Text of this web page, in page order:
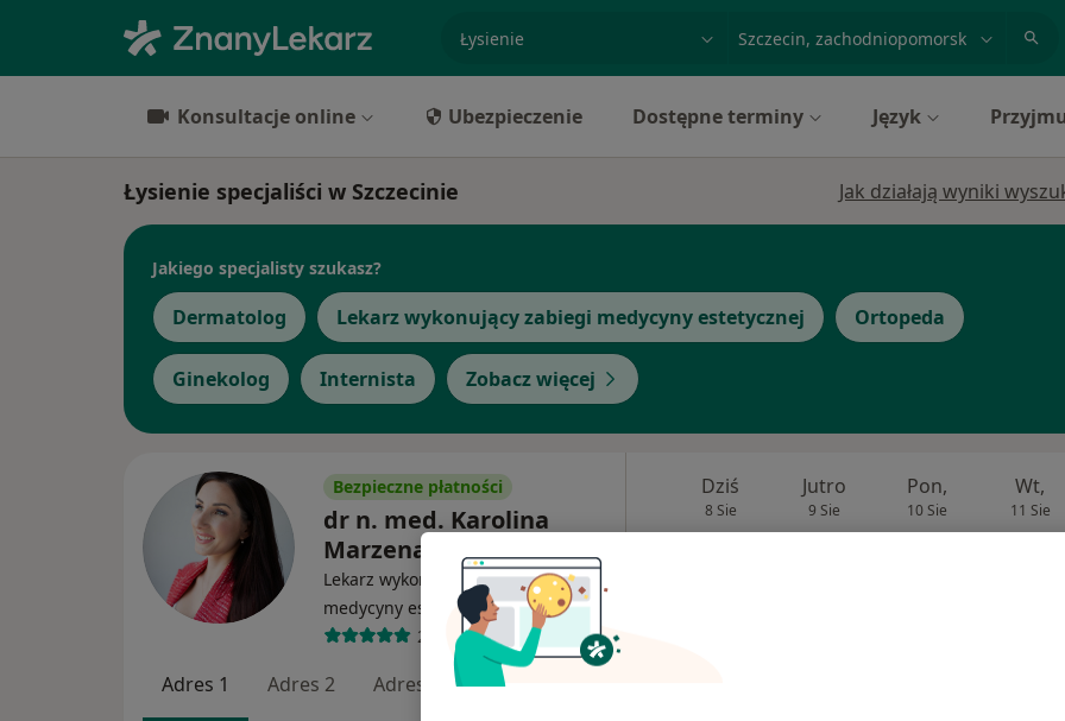
Konsultacje online Ubezpieczenie Dostępne terminy Język
Łysienie specjaliści w Szczecinie Jak działają wyniki
Jakiego specjalisty szukasz?
Dermatolog Lekarz wykonujący zabiegi medycyny estetycznej Ortopeda
Ginekolog Internista Zobacz więcej
Bezpieczne płatności
dr n. med. Karolina
Marzena Skibicka
Lekarz wykonujący zabiegi
medycyny estetycznej·Więcej
296 opinii
Adres 1 Adres 2 Adres 3
Dziś
8 Sie
Jutro
9 Sie
Pon,
10 Sie
Wt,
11 Sie